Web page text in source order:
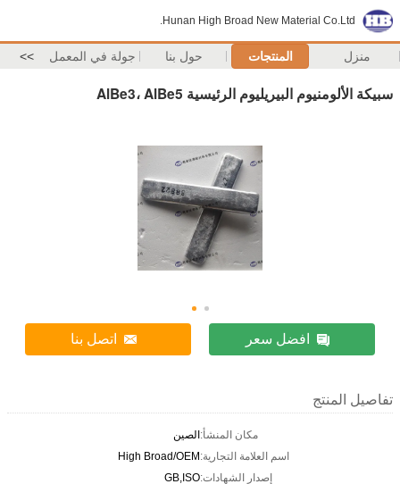
Hunan High Broad New Material Co.Ltd.
منزل المنتجات حول بنا جولة في المعمل >>
سبيكة الألومنيوم البيريليوم الرئيسية AlBe3، AlBe5
افضل سعر اتصل بنا
تفاصيل المنتج
مكان المنشأ:الصين
اسم العلامة التجارية:High Broad/OEM
إصدار الشهادات:GB,ISO